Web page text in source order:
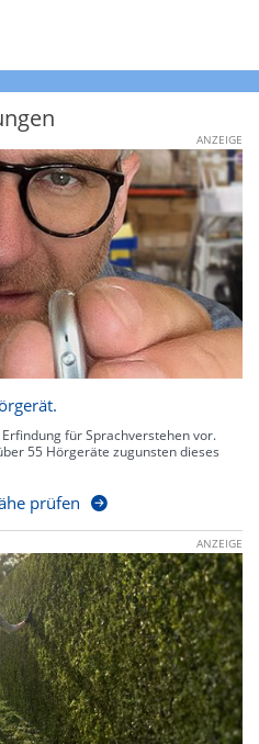
ANZEIGE
für Sprachverstehen vor.
55 Hörgeräte zugunsten dieses
prüfen
ANZEIGE